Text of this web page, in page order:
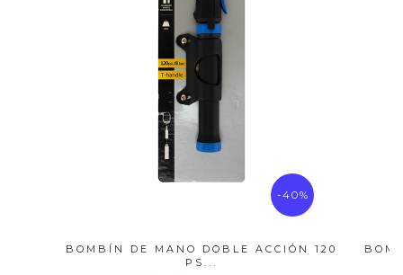
-40%
BOMBÍN DE MANO DOBLE ACCIÓN 120
PS...